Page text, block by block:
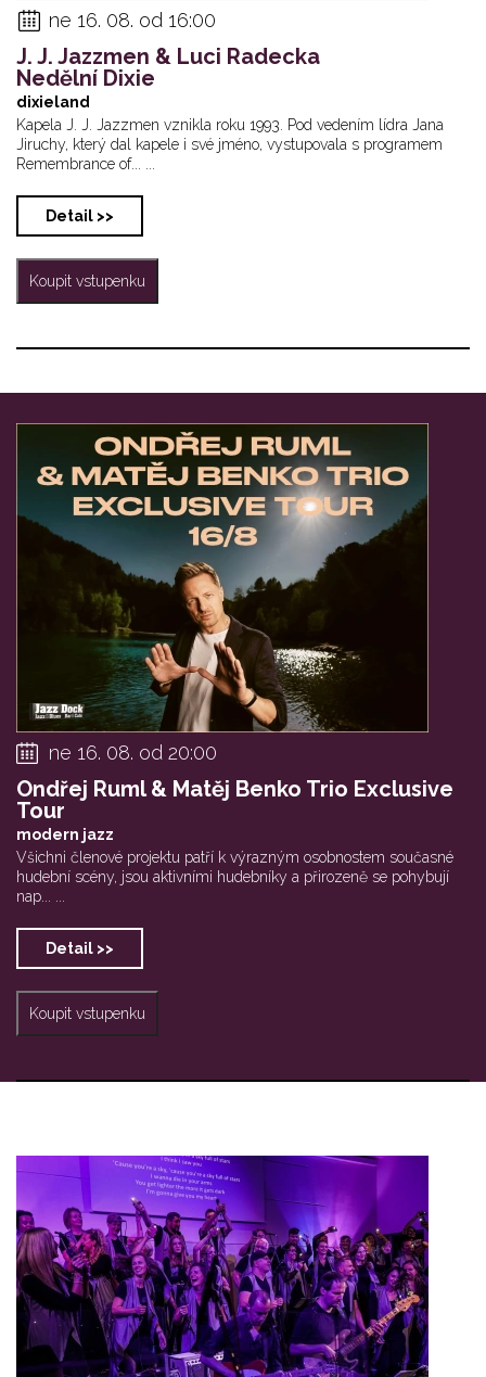
ne 16. 08. od 16:00
J. J. Jazzmen & Luci Radecka
Nedělní Dixie
dixieland
Kapela J. J. Jazzmen vznikla roku 1993. Pod vedením lídra Jana
Jiruchy, který dal kapele i své jméno, vystupovala s programem
Remembrance of... ...
Detail >>
Koupit vstupenku
ne 16. 08. od 20:00
Ondřej Ruml & Matěj Benko Trio Exclusive
Tour
modern jazz
Všichni členové projektu patří k výrazným osobnostem současné
hudební scény, jsou aktivními hudebníky a přirozeně se pohybují
nap... ...
Detail >>
Koupit vstupenku